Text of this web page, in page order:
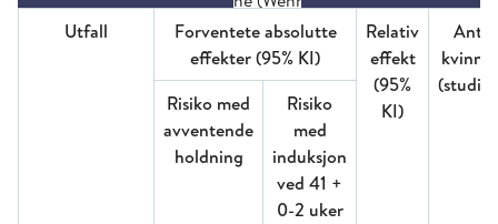
Utfall
Forventete absolutte
effekter (95% KI)
Relativ
effekt
(95%
KI)
Ant.
kvinner
Risiko med
avventende
holdning
Risiko
med
induksjon
ved 41 +
0-2 uker